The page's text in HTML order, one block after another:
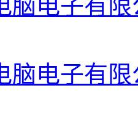
脑电子有
脑电子有